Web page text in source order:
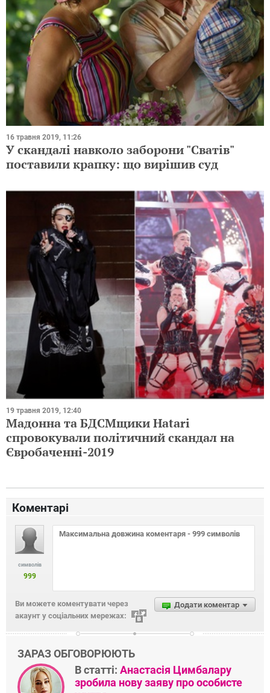
16 травня 2019, 11:26
У скандалі навколо заборони "Сватів"
поставили крапку: що вирішив суд
19 травня 2019, 12:40
Мадонна та БДСМщики Hatari
спровокували політичний скандал на
Євробаченні-2019
Коментарі
символів
999
Додати коментар
Ви можете коментувати через
акаунт у соціальних мережах:
ЗАРАЗ ОБГОВОРЮЮТЬ
В статті: Анастасія Цимбалару
зробила нову заяву про особисте